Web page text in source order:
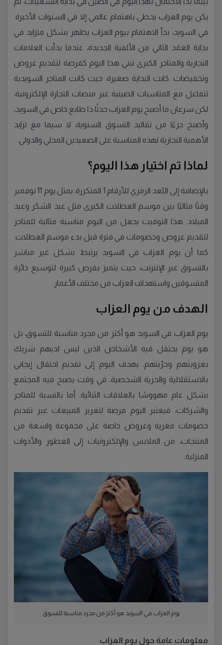
يكن يوم العزاب يحظى باهتمام عالمي إلا في السنوات الأخيرة.
في السويد، بدأ الاهتمام بيوم العزاب يظهر بشكل متزايد في
بداية العقد الثاني من الألفية الجديدة، عندما بدأت العلامات
التجارية والمتاجر الكبرى تبني هذا اليوم كفرصة لتقديم عروض
وتخفيضات. كانت البداية صغيرة، حيث كانت المتاجر السويدية
تتفاعل مع المناسبات الصينية عبر منصات التجارة الإلكترونية،
لكن سرعان ما أصبح يوم العزاب حدثًا ذا طابع خاص في السويد،
وأصبح جزءًا من تقاليد التسوق السنوية، لا سيما مع تزايد
الأهمية التجارية لهذه المناسبة على الصعيدين المحلي والدولي.
لماذا تم اختيار هذا اليوم؟
بالإضافة إلى البُعد الرمزي للأرقام 1 المتكررة، يمثل يوم 11 نوفمبر
وقتًا مثاليًا بين موسم العطلات الكبرى مثل عيد الشكر وعيد
الميلاد. هذا التوقيت يجعل من اليوم مناسبة مثالية للمتاجر
لتقديم عروض وخصومات في فترة قبل بدء موسم العطلات.
كما أن يوم العزاب في السويد يرتبط بشكل غير مباشر
بالتسوق عبر الإنترنت، حيث يتميز بفرص كبيرة لتوسيع دائرة
المتسوقين واستهداف العزاب من مختلف الأعمار.
الهدف من يوم العزاب
يوم العزاب في السويد هو أكثر من مجرد مناسبة للتسوق، بل
هو يوم يحتفل فيه الأشخاص الذين ليس لديهم شريك
بعزوبتهم وحرّيتهم. يهدف اليوم إلى تقديم احتفال إيجابي
بالاستقلالية والحرية الشخصية، في وقت يصبح فيه المجتمع
بشكل عام مهووسًا بالعلاقات الثنائية. أما بالنسبة للمتاجر
والشركات، فيعتبر اليوم فرصة لتعزيز المبيعات عبر تقديم
خصومات مغرية وعروض خاصة على مجموعة واسعة من
المنتجات، من الملابس والإلكترونيات إلى العطور والأدوات
المنزلية.
يوم العزاب في السويد هو أكثر من مجرد مناسبة للتسوق
معلومات عامة حول يوم العزاب